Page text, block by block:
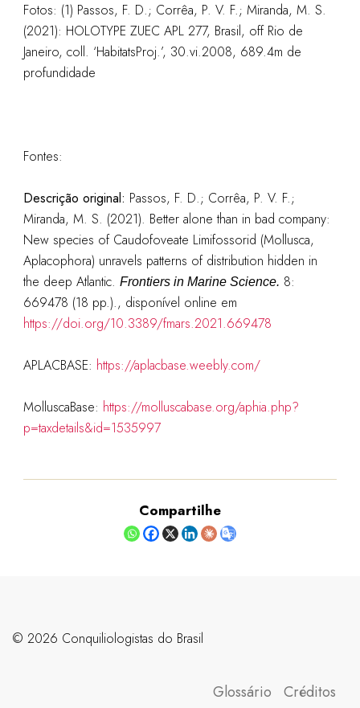
Fotos: (1) Passos, F. D.; Corrêa, P. V. F.; Miranda, M. S.
(2021): HOLOTYPE ZUEC APL 277, Brasil, off Rio de
Janeiro, coll. ‘HabitatsProj.’, 30.vi.2008, 689.4m de
profundidade
Fontes:
Descrição original: Passos, F. D.; Corrêa, P. V. F.;
Miranda, M. S. (2021). Better alone than in bad company:
New species of Caudofoveate Limifossorid (Mollusca,
Aplacophora) unravels patterns of distribution hidden in
the deep Atlantic. Frontiers in Marine Science. 8:
669478 (18 pp.)., disponível online em
https://doi.org/10.3389/fmars.2021.669478
APLACBASE: https://aplacbase.weebly.com/
MolluscaBase: https://molluscabase.org/aphia.php?
p=taxdetails&id=1535997
Compartilhe
©️ 2026 Conquiliologistas do Brasil
Glossário Créditos